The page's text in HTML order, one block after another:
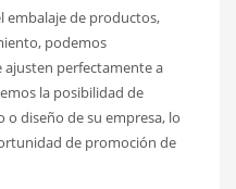
embalaje de productos,
podemos
perfectamente a
la posibilidad de
o diseño de su empresa, lo
de promoción de